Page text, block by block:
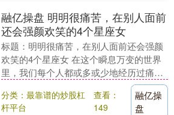
融亿操盘 明明很痛苦，在别人面前
还会强颜欢笑的4个星座女
标题：明明很痛苦，在别人面前还会强颜
欢笑的4个星座女 在这个瞬息万变的世界
里，我们每个人都或多或少地经历过痛苦
与挑战。然而，面对这些不期而至的阴
霾，有些人选择勇....
分类：最靠谱的炒股杠
杆平台
查看：
149
融亿操
盘